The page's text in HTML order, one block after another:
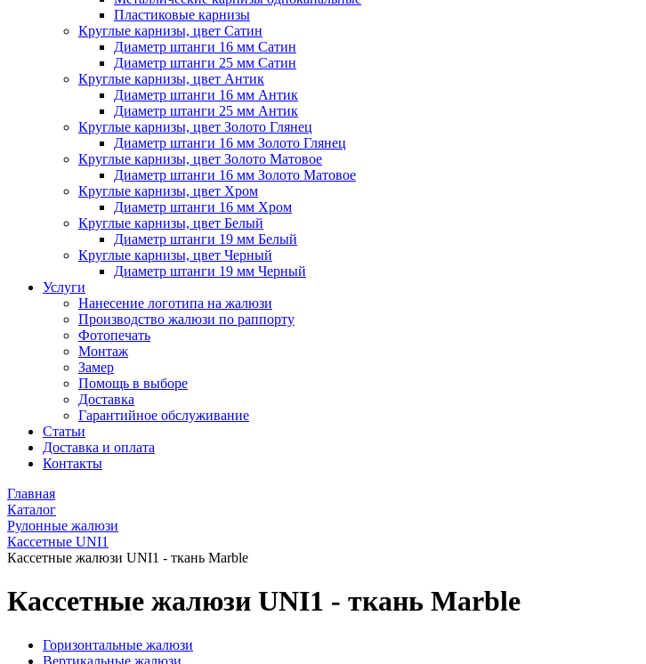
Пластиковые карнизы
Круглые карнизы, цвет Сатин
Диаметр штанги 16 мм Сатин
Диаметр штанги 25 мм Сатин
Круглые карнизы, цвет Антик
Диаметр штанги 16 мм Антик
Диаметр штанги 25 мм Антик
Круглые карнизы, цвет Золото Глянец
Диаметр штанги 16 мм Золото Глянец
Круглые карнизы, цвет Золото Матовое
Диаметр штанги 16 мм Золото Матовое
Круглые карнизы, цвет Хром
Диаметр штанги 16 мм Хром
Круглые карнизы, цвет Белый
Диаметр штанги 19 мм Белый
Круглые карнизы, цвет Черный
Диаметр штанги 19 мм Черный
Услуги
Нанесение логотипа на жалюзи
Производство жалюзи по раппорту
Фотопечать
Монтаж
Замер
Помощь в выборе
Доставка
Гарантийное обслуживание
Статьи
Доставка и оплата
Контакты
Главная
Каталог
Рулонные жалюзи
Кассетные UNI1
Кассетные жалюзи UNI1 - ткань Marble
Кассетные жалюзи UNI1 - ткань Marble
Горизонтальные жалюзи
Вертикальные жалюзи